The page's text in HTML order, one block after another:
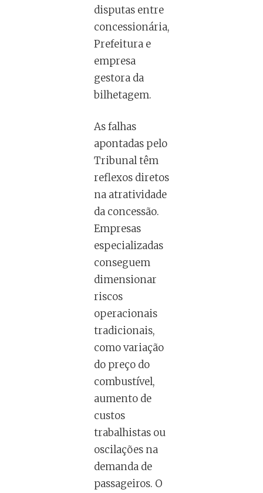
disputas entre
concessionária,
Prefeitura e
empresa
gestora da
bilhetagem.
As falhas
apontadas pelo
Tribunal têm
reflexos diretos
na atratividade
da concessão.
Empresas
especializadas
conseguem
dimensionar
riscos
operacionais
tradicionais,
como variação
do preço do
combustível,
aumento de
custos
trabalhistas ou
oscilações na
demanda de
passageiros. O